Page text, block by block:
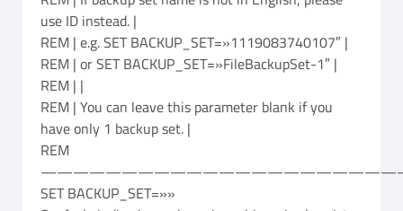
use ID instead. |
REM | e.g. SET BACKUP_SET=»1119083740107″ |
REM | or SET BACKUP_SET=»FileBackupSet-1″ |
REM | |
REM | You can leave this parameter blank if you
have only 1 backup set. |
REM
SET BACKUP_SET=»»